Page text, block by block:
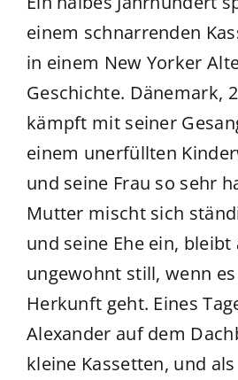
einem schnarrenden
in einem New Yorker
Geschichte. Dänemark,
kämpft mit seiner
einem unerfüllten
und seine Frau so sehr
Mutter mischt sich
und seine Ehe ein, bleibt
ungewohnt still, wenn
Herkunft geht. Eines
Alexander auf dem
kleine Kassetten, und